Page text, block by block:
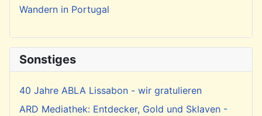
Wandern in Portugal
Sonstiges
40 Jahre ABLA Lissabon - wir gratulieren
ARD Mediathek: Entdecker, Gold und Sklaven -